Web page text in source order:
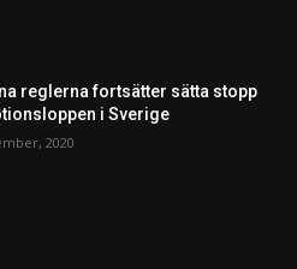
reglerna fortsätter sätta stopp
i Sverige
2020